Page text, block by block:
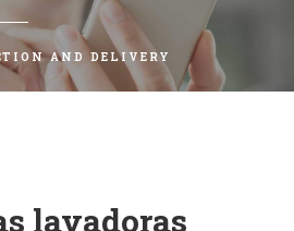
AND DELIVERY
lavadoras